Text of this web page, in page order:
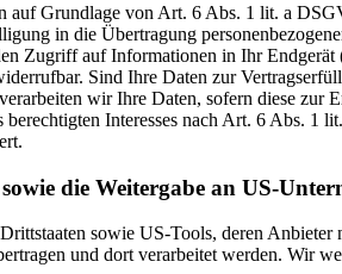
auf Grundlage von Art. 6 Abs. 1 lit. a
in die Übertragung
Zugriff auf Informationen in Ihr
Sind Ihre Daten zur
wir Ihre Daten, sofern diese zur
Interesses nach Art. 6 Abs.
die Weitergabe an US-
sowie US-Tools, deren
und dort verarbeitet werden. Wir